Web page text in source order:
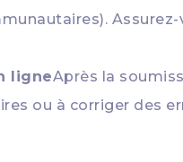
ligneAprès la
ou à corriger des